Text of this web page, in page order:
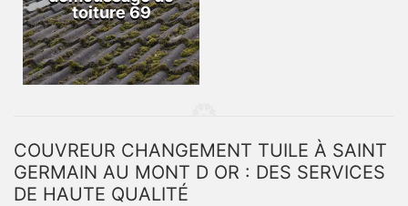
toiture 69
COUVREUR CHANGEMENT TUILE À SAINT
GERMAIN AU MONT D OR : DES SERVICES
DE HAUTE QUALITÉ